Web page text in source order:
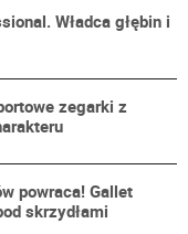
Władca głębin i
zegarki z
powraca! Gallet
skrzydłami